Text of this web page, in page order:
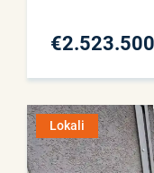
€2.523.500
Lokali